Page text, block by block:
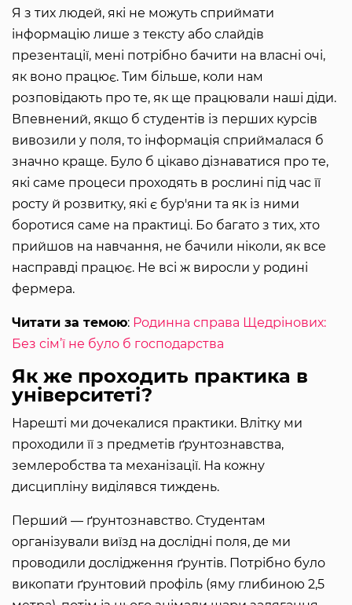
Я з тих людей, які не можуть сприймати
інформацію лише з тексту або слайдів
презентації, мені потрібно бачити на власні очі,
як воно працює. Тим більше, коли нам
розповідають про те, як ще працювали наші діди.
Впевнений, якщо б студентів із перших курсів
вивозили у поля, то інформація сприймалася б
значно краще. Було б цікаво дізнаватися про те,
які саме процеси проходять в рослині під час її
росту й розвитку, які є бур'яни та як із ними
боротися саме на практиці. Бо багато з тих, хто
прийшов на навчання, не бачили ніколи, як все
насправді працює. Не всі ж виросли у родині
фермера.
Читати за темою: Родинна справа Щедрінових:
Без сім’ї не було б господарства
Як же проходить практика в
університеті?
Нарешті ми дочекалися практики. Влітку ми
проходили її з предметів ґрунтознавства,
землеробства та механізації. На кожну
дисципліну виділявся тиждень.
Перший — ґрунтознавство. Студентам
організували виїзд на дослідні поля, де ми
проводили дослідження ґрунтів. Потрібно було
викопати ґрунтовий профіль (яму глибиною 2,5